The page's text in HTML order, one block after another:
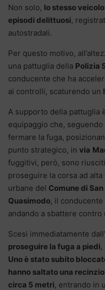
Non solo, lo stesso
episodi delittuosi,
autostradali.
Per questo motivo,
una pattuglia della Polizia
conducente che ha
ai controlli, scaturendo un
A supporto della pattuglia
equipaggio che,
fermare la fuga,
punto strategico, in via
fuggitivi, però, sono
proseguire la corsa ad
urbane del Comune di
Quasimodo, il conducente
andando a sbattere
Scesi immediatamente
proseguire la fuga a piedi,
Uno è stato subito
hanno saltato una
circa 5 metri, entrando in